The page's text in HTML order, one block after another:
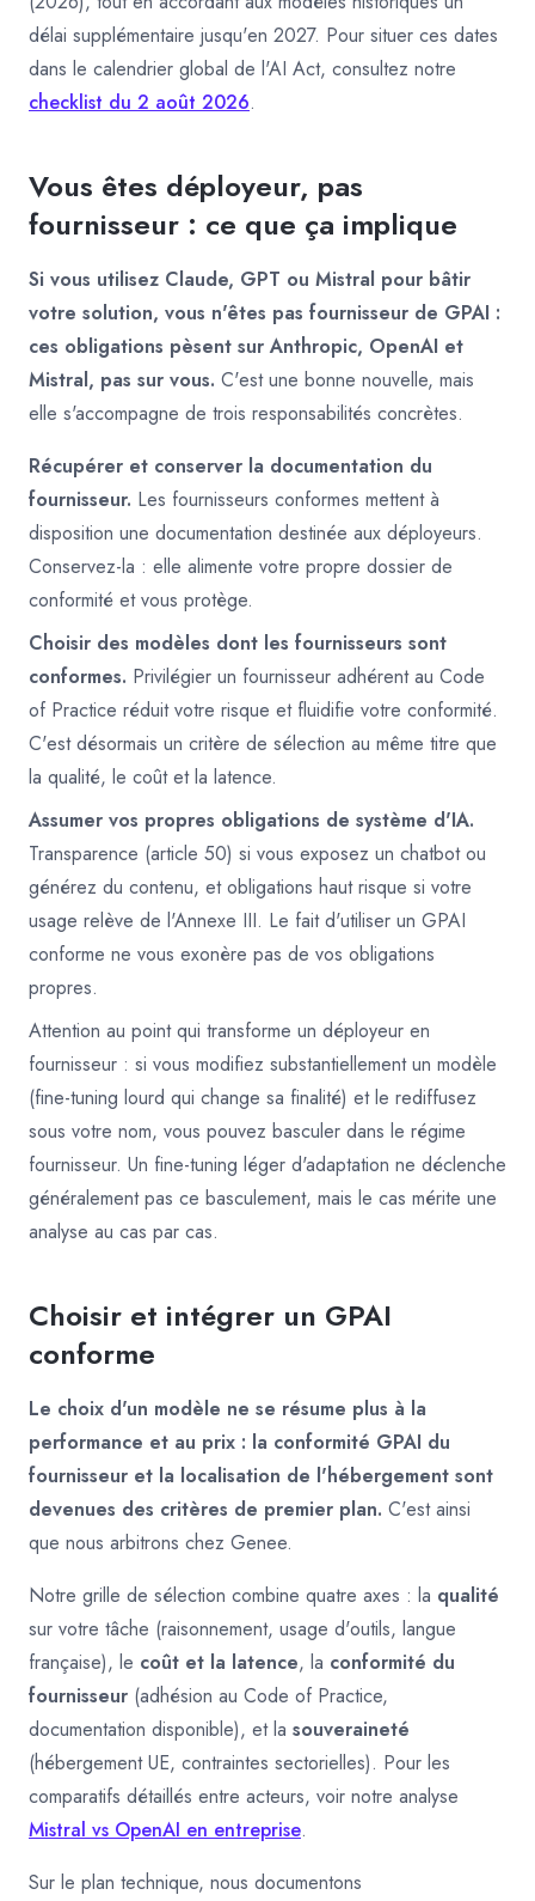
délai supplémentaire jusqu'en 2027. Pour situer ces dates
dans le calendrier global de l'AI Act, consultez notre
checklist du 2 août 2026.
Vous êtes déployeur, pas
fournisseur : ce que ça implique
Si vous utilisez Claude, GPT ou Mistral pour bâtir
votre solution, vous n'êtes pas fournisseur de GPAI :
ces obligations pèsent sur Anthropic, OpenAI et
Mistral, pas sur vous. C'est une bonne nouvelle, mais
elle s'accompagne de trois responsabilités concrètes.
Récupérer et conserver la documentation du
fournisseur. Les fournisseurs conformes mettent à
disposition une documentation destinée aux déployeurs.
Conservez-la : elle alimente votre propre dossier de
conformité et vous protège.
Choisir des modèles dont les fournisseurs sont
conformes. Privilégier un fournisseur adhérent au Code
of Practice réduit votre risque et fluidifie votre conformité.
C'est désormais un critère de sélection au même titre que
la qualité, le coût et la latence.
Assumer vos propres obligations de système d'IA.
Transparence (article 50) si vous exposez un chatbot ou
générez du contenu, et obligations haut risque si votre
usage relève de l'Annexe III. Le fait d'utiliser un GPAI
conforme ne vous exonère pas de vos obligations
propres.
Attention au point qui transforme un déployeur en
fournisseur : si vous modifiez substantiellement un modèle
(fine-tuning lourd qui change sa finalité) et le rediffusez
sous votre nom, vous pouvez basculer dans le régime
fournisseur. Un fine-tuning léger d'adaptation ne déclenche
généralement pas ce basculement, mais le cas mérite une
analyse au cas par cas.
Choisir et intégrer un GPAI
conforme
Le choix d'un modèle ne se résume plus à la
performance et au prix : la conformité GPAI du
fournisseur et la localisation de l'hébergement sont
devenues des critères de premier plan. C'est ainsi
que nous arbitrons chez Genee.
Notre grille de sélection combine quatre axes : la qualité
sur votre tâche (raisonnement, usage d'outils, langue
française), le coût et la latence, la conformité du
fournisseur (adhésion au Code of Practice,
documentation disponible), et la souveraineté
(hébergement UE, contraintes sectorielles). Pour les
comparatifs détaillés entre acteurs, voir notre analyse
Mistral vs OpenAI en entreprise.
Sur le plan technique, nous documentons